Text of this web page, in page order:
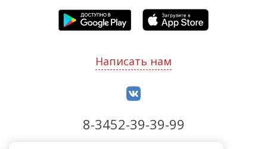
Написать нам
8-3452-39-39-99